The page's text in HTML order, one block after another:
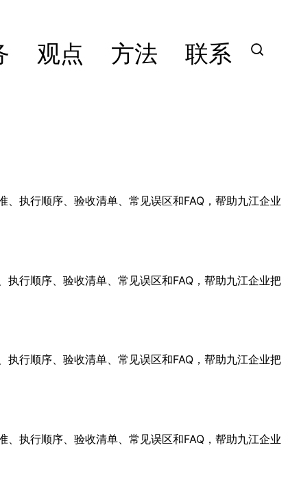
观点 方法 联系
执行顺序、验收清单、常见误区和FAQ，帮助九江企业
行顺序、验收清单、常见误区和FAQ，帮助九江企业把
行顺序、验收清单、常见误区和FAQ，帮助九江企业把
执行顺序、验收清单、常见误区和FAQ，帮助九江企业